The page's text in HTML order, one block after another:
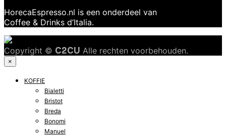
HorecaEspresso.nl is een onderdeel van
Coffee & Drinks d’Italia.
Copyright © C2CU Alle rechten voorbehouden.
×
KOFFIE
Bialetti
Bristot
Breda
Bonomi
Manuel